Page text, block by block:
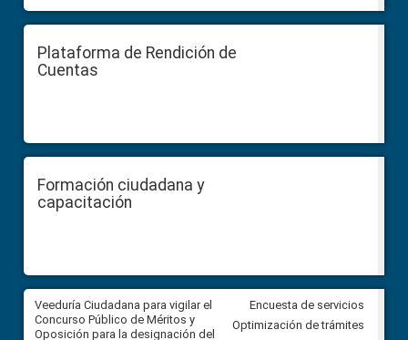
Plataforma de Rendición de
Cuentas
Formación ciudadana y
capacitación
Veeduría Ciudadana para vigilar el
Concurso Público de Méritos y
Oposición para la designación del
Veeduría Ciudadana para
construcción del asfaltado de
Encuesta de servicios
Optimización de trámites